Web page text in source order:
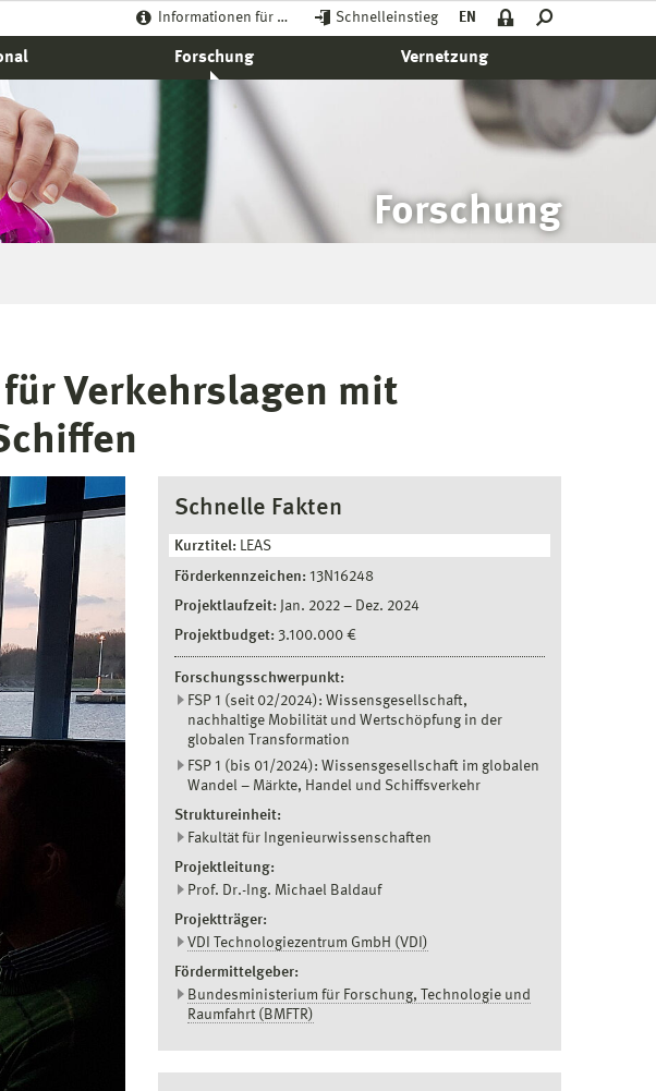
Informationen für … Schnelleinstieg EN
Forschung Vernetzung
Forschung
Verkehrslagen mit
Schnelle Fakten
Kurztitel: LEAS
Förderkennzeichen: 13N16248
Projektlaufzeit:
Jan. 2022 – Dez. 2024
Projektbudget: 3.100.000 €
Forschungsschwerpunkt:
FSP 1 (seit 02/2024): Wissensgesellschaft,
nachhaltige Mobilität und Wertschöpfung in der
globalen Transformation
FSP 1 (bis 01/2024): Wissensgesellschaft im globalen
Wandel – Märkte, Handel und Schiffsverkehr
Struktureinheit:
Fakultät für Ingenieurwissenschaften
Projektleitung:
Prof. Dr.-Ing. Michael Baldauf
Projektträger:
VDI Technologiezentrum GmbH (VDI)
Fördermittelgeber:
Bundesministerium für Forschung, Technologie und
Raumfahrt (BMFTR)